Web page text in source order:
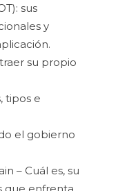
sus
y
su propio
tipos e
el gobierno
– Cuál es, su
que enfrenta